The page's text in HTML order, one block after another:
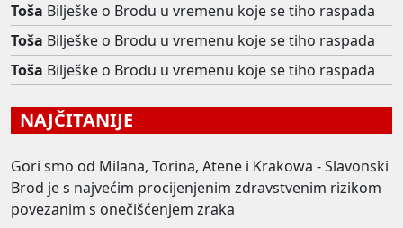
Toša Bilješke o Brodu u vremenu koje se tiho raspada
Toša Bilješke o Brodu u vremenu koje se tiho raspada
Toša Bilješke o Brodu u vremenu koje se tiho raspada
NAJČITANIJE
Gori smo od Milana, Torina, Atene i Krakowa - Slavonski
Brod je s najvećim procijenjenim zdravstvenim rizikom
povezanim s onečišćenjem zraka